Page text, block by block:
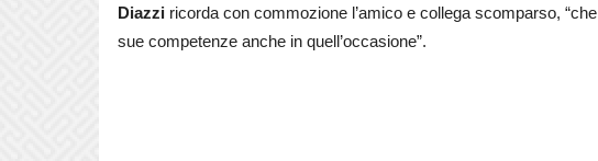
Diazzi ricorda con commozione l’amico e collega scomparso,
sue competenze anche in quell’occasione”.